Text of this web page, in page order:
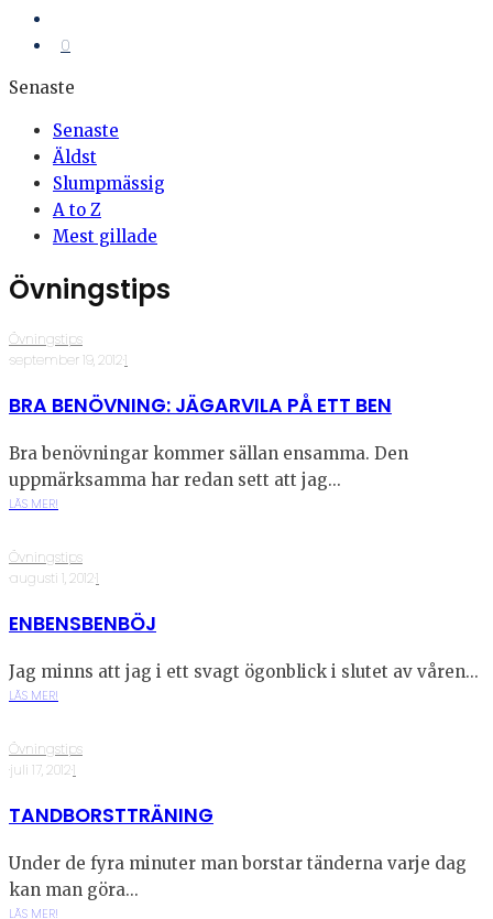
0
Senaste
Senaste
Äldst
Slumpmässig
A to Z
Mest gillade
Övningstips
Övningstips
·september 19, 2012·1
BRA BENÖVNING: JÄGARVILA PÅ ETT BEN
Bra benövningar kommer sällan ensamma. Den
uppmärksamma har redan sett att jag...
LÄS MER!
Övningstips
·augusti 1, 2012·1
ENBENSBENBÖJ
Jag minns att jag i ett svagt ögonblick i slutet av våren...
LÄS MER!
Övningstips
·juli 17, 2012·1
TANDBORSTTRÄNING
Under de fyra minuter man borstar tänderna varje dag
kan man göra...
LÄS MER!